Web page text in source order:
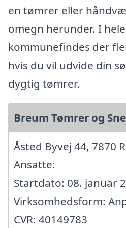
en tømrer eller
omegn herunder. I hele
kommunefindes der
hvis du vil udvide din
dygtig tømrer.
Breum Tømrer og
Åsted Byvej 44, 7870
Ansatte:
Startdato: 08. januar
Virksomhedsform:
CVR: 40149783